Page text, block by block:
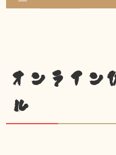
オンライン
ル